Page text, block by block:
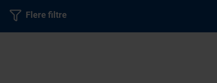
Flere filtre